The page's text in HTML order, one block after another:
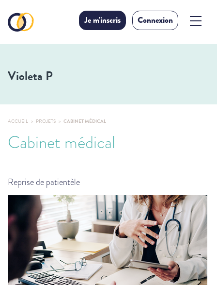
Je m'inscris Connexion
Violeta P
ACCUEIL PROJETS CABINET MÉDICAL
Cabinet médical
Reprise de patientèle